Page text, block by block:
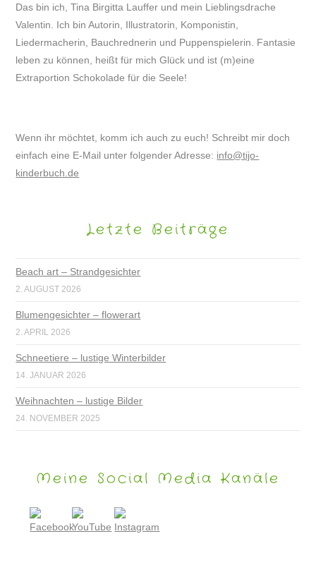
Das bin ich, Tina Birgitta Lauffer und mein Lieblingsdrache
Valentin. Ich bin Autorin, Illustratorin, Komponistin,
Liedermacherin, Bauchrednerin und Puppenspielerin. Fantasie
leben zu können, heißt für mich Glück und ist (m)eine
Extraportion Schokolade für die Seele!
Wenn ihr möchtet, komm ich auch zu euch! Schreibt mir doch
einfach eine E-Mail unter folgender Adresse: info@tijo-
kinderbuch.de
Letzte Beiträge
Beach art – Strandgesichter
2. AUGUST 2026
Blumengesichter – flowerart
2. APRIL 2026
Schneetiere – lustige Winterbilder
14. JANUAR 2026
Weihnachten – lustige Bilder
24. NOVEMBER 2025
Meine Social Media Kanäle